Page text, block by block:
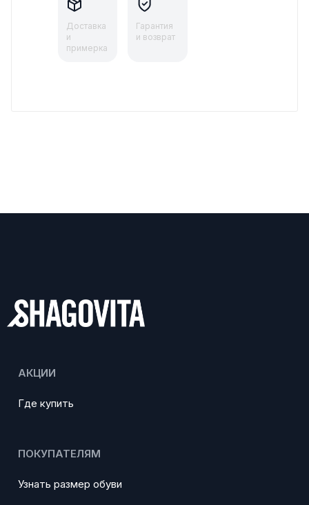
Доставка
и
примерка
Гарантия
и возврат
АКЦИИ
Где купить
ПОКУПАТЕЛЯМ
Узнать размер обуви